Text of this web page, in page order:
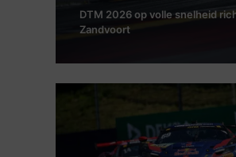
DTM 2026 op volle snelheid
Zandvoort